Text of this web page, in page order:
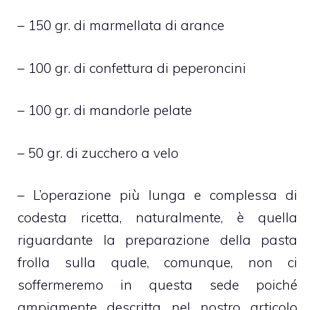
– 150 gr. di marmellata di arance
– 100 gr. di confettura di peperoncini
– 100 gr. di mandorle pelate
– 50 gr. di zucchero a velo
– L’operazione più lunga e complessa di
codesta ricetta, naturalmente, è quella
riguardante la preparazione della pasta
frolla sulla quale, comunque, non ci
soffermeremo in questa sede poiché